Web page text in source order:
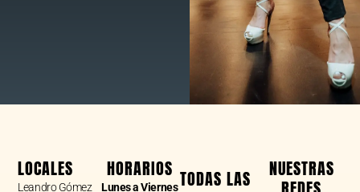
LOCALES
Leandro Gómez
HORARIOS
Lunes a ViernesTODAS LAS
NUESTRAS